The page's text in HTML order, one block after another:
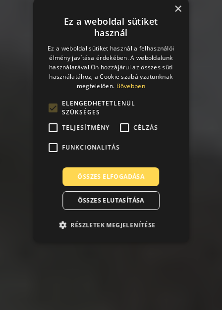
×
Ez a weboldal sütiket
használ
Ez a weboldal sütiket használ a felhasználói
élmény javítása érdekében. A weboldalunk
használatával Ön hozzájárul az összes süti
használatához, a Cookie szabályzatunknak
megfelelően. Bővebben
ELENGEDHETETLENÜL
SZÜKSÉGES
TELJESÍTMÉNY
CÉLZÁS
FUNKCIONALITÁS
ÖSSZES ELFOGADÁSA
ÖSSZES ELUTASÍTÁSA
RÉSZLETEK MEGJELENÍTÉSE